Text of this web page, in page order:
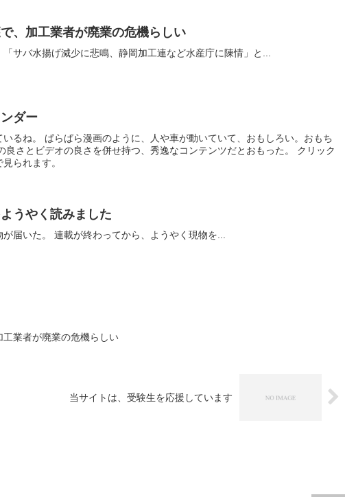
、加工業者が廃業の危機らしい
「サバ水揚げ減少に悲鳴、静岡加工連など水産庁に陳情」と...
ダー
いるね。 ぱらぱら漫画のように、人や車が動いていて、おもしろい。おもち
良さとビデオの良さを併せ持つ、秀逸なコンテンツだとおもった。 クリック
られます。
うやく読みました
みなと新聞の実物が届いた。 連載が終わってから、ようやく現物を...
業者が廃業の危機らしい
当サイトは、受験生を応援しています